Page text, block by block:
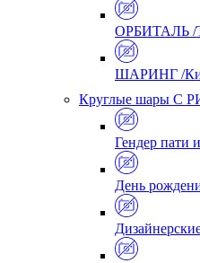
ОРБИТАЛЬ /
ШАРИНГ /
Круглые шары С
Гендер пати
День